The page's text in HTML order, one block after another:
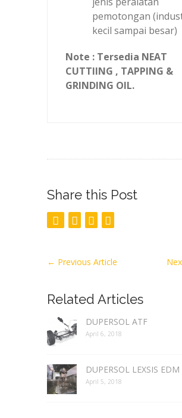
pemotongan
kecil sampai besar)
Note : Tersedia NEAT
CUTTIING , TAPPING &
GRINDING OIL.
Share this Post
← Previous Article
Related Articles
DUPERSOL ATF
April 6, 2018
DUPERSOL LEXSIS EDM
April 5, 2018